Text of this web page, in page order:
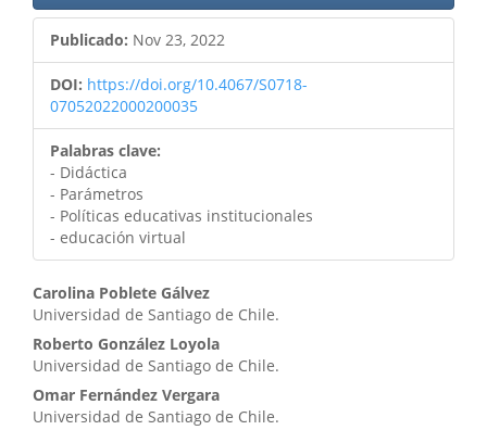
Publicado: Nov 23, 2022
DOI: https://doi.org/10.4067/S0718-
07052022000200035
Palabras clave:
- Didáctica
- Parámetros
- Políticas educativas institucionales
- educación virtual
Contenido
principal
del
artículo
Carolina Poblete Gálvez
Universidad de Santiago de Chile.
Roberto González Loyola
Universidad de Santiago de Chile.
Omar Fernández Vergara
Universidad de Santiago de Chile.